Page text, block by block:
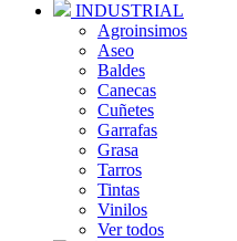
INDUSTRIAL
Agroinsimos
Aseo
Baldes
Canecas
Cuñetes
Garrafas
Grasa
Tarros
Tintas
Vinilos
Ver todos